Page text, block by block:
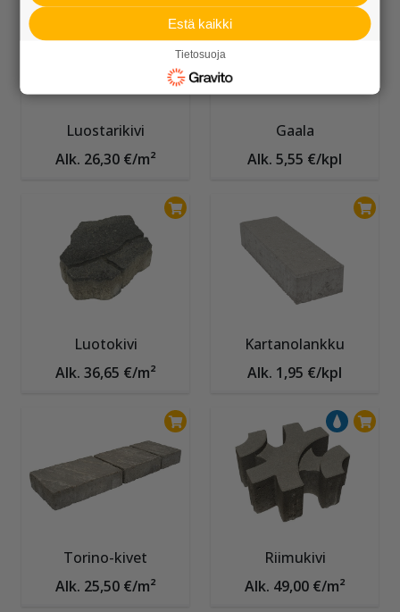
Luostarikivi
Alk. 26,30 €/m²
Gaala
Alk. 5,55 €/kpl
Luotokivi
Alk. 36,65 €/m²
Kartanolankku
Alk. 1,95 €/kpl
Torino-kivet
Alk. 25,50 €/m²
Riimukivi
Alk. 49,00 €/m²
Estä kaikki
Tietosuoja